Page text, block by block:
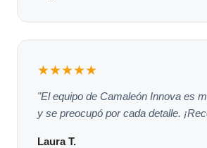
★★★★★
"El equipo de Camaleón Innova es
y se preocupó por cada detalle.
Laura T.